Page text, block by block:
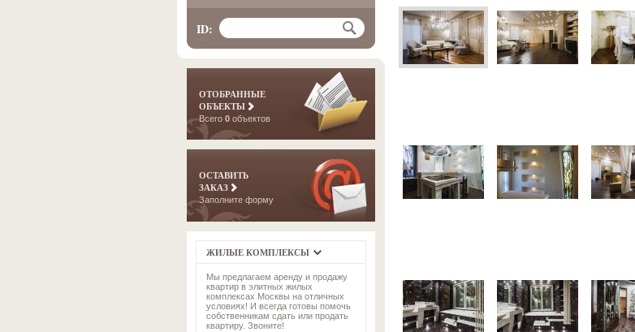
ID:
ОТОБРАННЫЕ
ОБЪЕКТЫ
Всего 0 объектов
ОСТАВИТЬ
ЗАКАЗ
Заполните форму
ЖИЛЫЕ КОМПЛЕКСЫ
Мы предлагаем аренду и продажу
квартир в элитных жилых
комплексах Москвы на отличных
условиях! И всегда готовы помочь
собственникам сдать или продать
квартиру. Звоните!